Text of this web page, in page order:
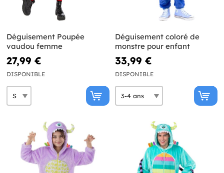
Déguisement Poupée
vaudou femme
27,99 €
DISPONIBLE
Déguisement coloré de
monstre pour enfant
33,99 €
DISPONIBLE